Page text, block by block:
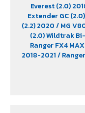
Everest (2.0)
Extender GC (2.0)
(2.2) 2020/ MG
(2.0) Wildtrak
Ranger FX4
2018-2021/